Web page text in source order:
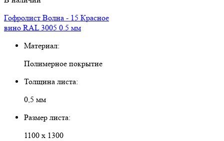
Гофролист Волна - 15 Красное
вино RAL 3005 0.5 мм
Материал:
Полимерное покрытие
Толщина листа:
0,5 мм
Размер листа:
1100 х 1300